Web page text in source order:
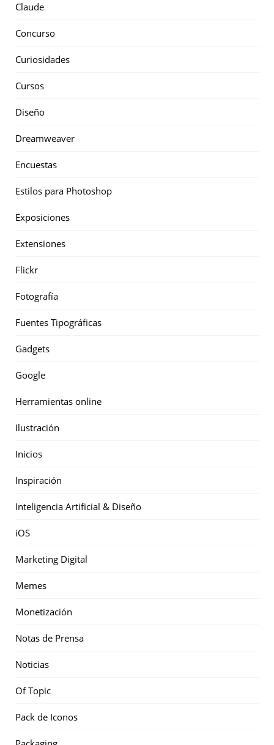
Claude
Concurso
Curiosidades
Cursos
Diseño
Dreamweaver
Encuestas
Estilos para Photoshop
Exposiciones
Extensiones
Flickr
Fotografía
Fuentes Tipográficas
Gadgets
Google
Herramientas online
Ilustración
Inicios
Inspiración
Inteligencia Artificial & Diseño
iOS
Marketing Digital
Memes
Monetización
Notas de Prensa
Noticias
Of Topic
Pack de Iconos